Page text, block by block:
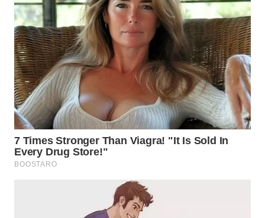
SULSEL
WN
GORONTALO
WN
SULUT
WN
MALUKU
WN